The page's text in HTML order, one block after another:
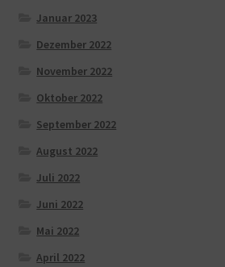
Januar 2023
Dezember 2022
November 2022
Oktober 2022
September 2022
August 2022
Juli 2022
Juni 2022
Mai 2022
April 2022